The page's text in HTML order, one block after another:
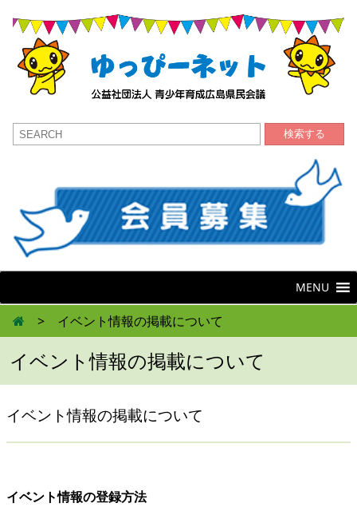
検索する
MENU
> イベント情報の掲載について
イベント情報の掲載について
イベント情報の掲載について
イベント情報の登録方法